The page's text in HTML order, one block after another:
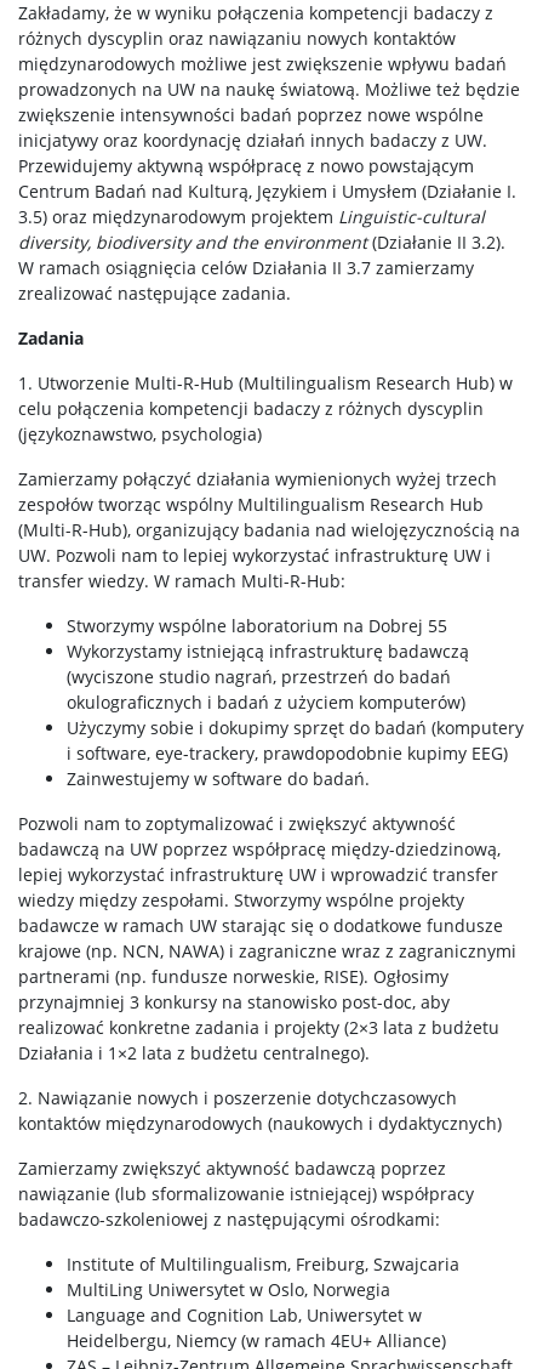
Zakładamy, że w wyniku połączenia kompetencji badaczy z
różnych dyscyplin oraz nawiązaniu nowych kontaktów
międzynarodowych możliwe jest zwiększenie wpływu badań
prowadzonych na UW na naukę światową. Możliwe też będzie
zwiększenie intensywności badań poprzez nowe wspólne
inicjatywy oraz koordynację działań innych badaczy z UW.
Przewidujemy aktywną współpracę z nowo powstającym
Centrum Badań nad Kulturą, Językiem i Umysłem (Działanie I.
3.5) oraz międzynarodowym projektem Linguistic-cultural
diversity, biodiversity and the environment(Działanie II 3.2).
W ramach osiągnięcia celów Działania II 3.7 zamierzamy
zrealizować następujące zadania.
Zadania
1. Utworzenie Multi-R-Hub (Multilingualism Research Hub) w
celu połączenia kompetencji badaczy z różnych dyscyplin
(językoznawstwo, psychologia)
Zamierzamy połączyć działania wymienionych wyżej trzech
zespołów tworząc wspólny Multilingualism Research Hub
(Multi-R-Hub), organizujący badania nad wielojęzycznością na
UW. Pozwoli nam to lepiej wykorzystać infrastrukturę UW i
transfer wiedzy. W ramach Multi-R-Hub:
Stworzymy wspólne laboratorium na Dobrej 55
Wykorzystamy istniejącą infrastrukturę badawczą
(wyciszone studio nagrań, przestrzeń do badań
okulograficznych i badań z użyciem komputerów)
Użyczymy sobie i dokupimy sprzęt do badań (komputery
i software, eye-trackery, prawdopodobnie kupimy EEG)
Zainwestujemy w software do badań.
Pozwoli nam to zoptymalizować i zwiększyć aktywność
badawczą na UW poprzez współpracę między-dziedzinową,
lepiej wykorzystać infrastrukturę UW i wprowadzić transfer
wiedzy między zespołami. Stworzymy wspólne projekty
badawcze w ramach UW starając się o dodatkowe fundusze
krajowe (np. NCN, NAWA) i zagraniczne wraz z zagranicznymi
partnerami (np. fundusze norweskie, RISE). Ogłosimy
przynajmniej 3 konkursy na stanowisko post-doc, aby
realizować konkretne zadania i projekty (2×3 lata z budżetu
Działania i 1×2 lata z budżetu centralnego).
2. Nawiązanie nowych i poszerzenie dotychczasowych
kontaktów międzynarodowych (naukowych i dydaktycznych)
Zamierzamy zwiększyć aktywność badawczą poprzez
nawiązanie (lub sformalizowanie istniejącej) współpracy
badawczo-szkoleniowej z następującymi ośrodkami:
Institute of Multilingualism, Freiburg, Szwajcaria
MultiLing Uniwersytet w Oslo, Norwegia
Language and Cognition Lab, Uniwersytet w
Heidelbergu, Niemcy (w ramach 4EU+ Alliance)